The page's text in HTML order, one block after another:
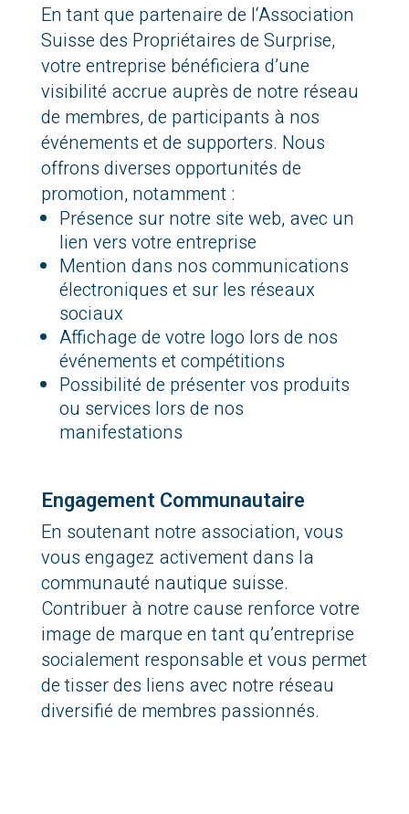
En tant que partenaire de l‘Association
Suisse des Propriétaires de Surprise,
votre entreprise bénéficiera d’une
visibilité accrue auprès de notre réseau
de membres, de participants à nos
événements et de supporters. Nous
offrons diverses opportunités de
promotion, notamment :
Présence sur notre site web, avec un
lien vers votre entreprise
Mention dans nos communications
électroniques et sur les réseaux
sociaux
Affichage de votre logo lors de nos
événements et compétitions
Possibilité de présenter vos produits
ou services lors de nos
manifestations
Engagement Communautaire
En soutenant notre association, vous
vous engagez activement dans la
communauté nautique suisse.
Contribuer à notre cause renforce votre
image de marque en tant qu’entreprise
socialement responsable et vous permet
de tisser des liens avec notre réseau
diversifié de membres passionnés.